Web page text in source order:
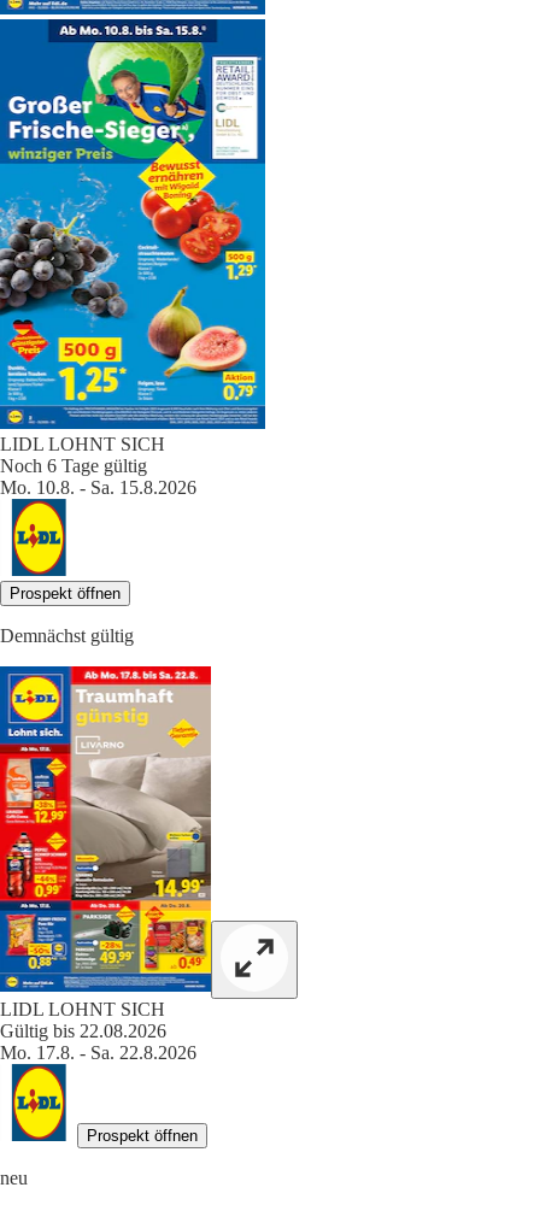
LIDL LOHNT SICH
Noch 6 Tage gültig
Mo. 10.8. - Sa. 15.8.2026
Prospekt öffnen
Demnächst gültig
LIDL LOHNT SICH
Gültig bis 22.08.2026
Mo. 17.8. - Sa. 22.8.2026
Prospekt öffnen
neu